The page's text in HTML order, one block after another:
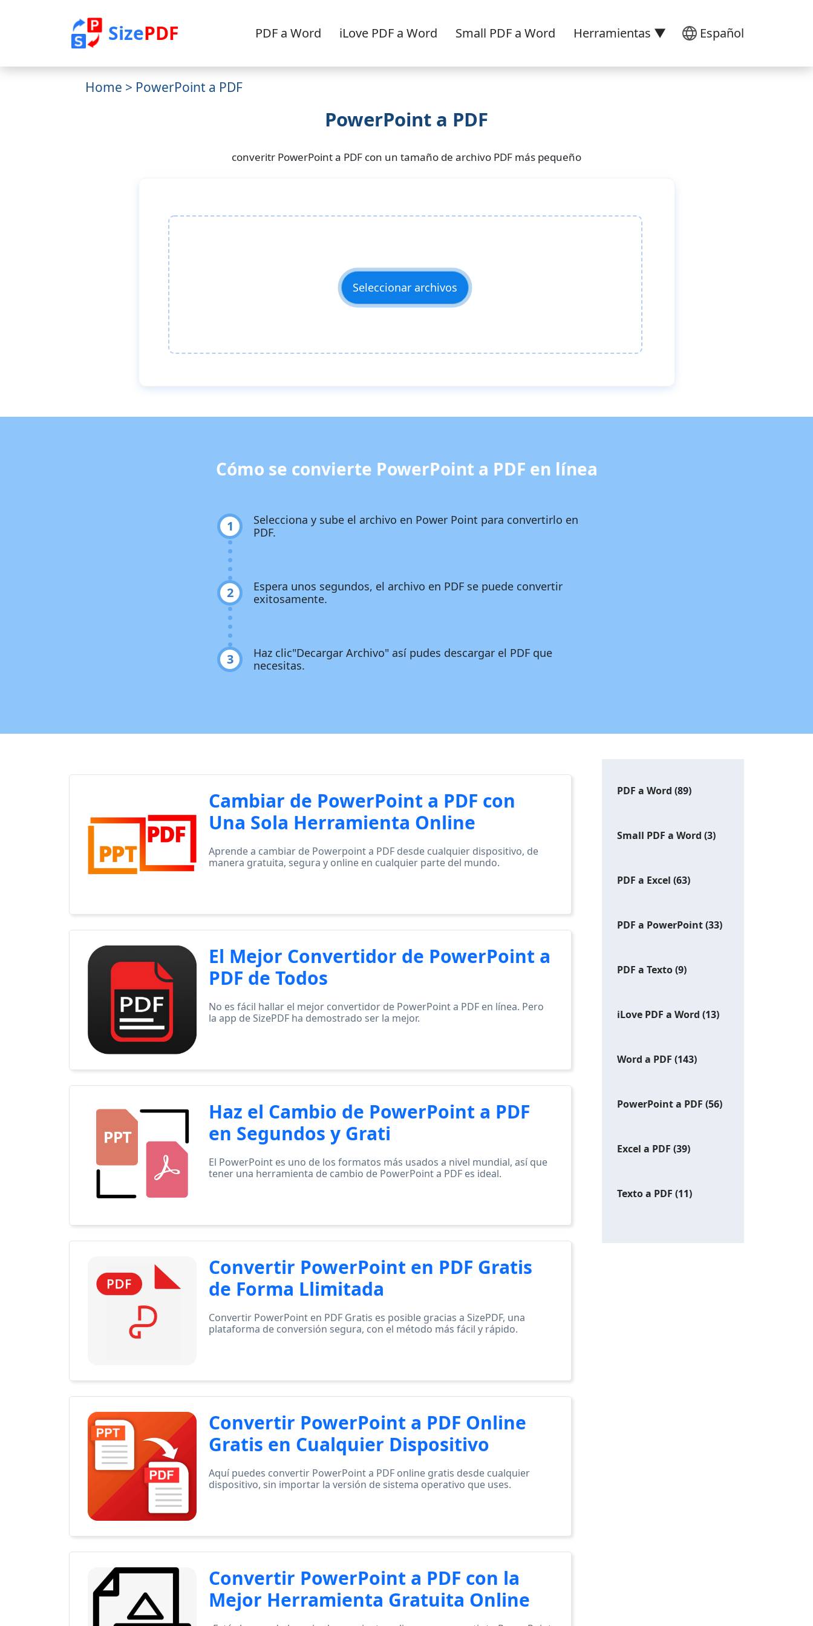
SizePDF Español
PDF a Word iLove PDF a Word Small PDF a Word Herramientas ▼
Home > PowerPoint a PDF
PowerPoint a PDF
converitr PowerPoint a PDF con un tamaño de archivo PDF más pequeño
Seleccionar archivos
Cómo se convierte PowerPoint a PDF en línea
1
Selecciona y sube el archivo en Power Point para convertirlo en
PDF.
2
Espera unos segundos, el archivo en PDF se puede convertir
exitosamente.
3
Haz clic"Decargar Archivo" así pudes descargar el PDF que
necesitas.
Cambiar de PowerPoint a PDF con
Una Sola Herramienta Online
Aprende a cambiar de Powerpoint a PDF desde cualquier dispositivo, de
manera gratuita, segura y online en cualquier parte del mundo.
El Mejor Convertidor de PowerPoint a
PDF de Todos
No es fácil hallar el mejor convertidor de PowerPoint a PDF en línea. Pero
la app de SizePDF ha demostrado ser la mejor.
Haz el Cambio de PowerPoint a PDF
en Segundos y Grati
El PowerPoint es uno de los formatos más usados a nivel mundial, así que
tener una herramienta de cambio de PowerPoint a PDF es ideal.
Convertir PowerPoint en PDF Gratis
de Forma Llimitada
Convertir PowerPoint en PDF Gratis es posible gracias a SizePDF, una
plataforma de conversión segura, con el método más fácil y rápido.
Convertir PowerPoint a PDF Online
Gratis en Cualquier Dispositivo
Aquí puedes convertir PowerPoint a PDF online gratis desde cualquier
dispositivo, sin importar la versión de sistema operativo que uses.
Convertir PowerPoint a PDF con la
Mejor Herramienta Gratuita Online
PDF a Word (89)
Small PDF a Word (3)
PDF a Excel (63)
PDF a PowerPoint(33)
PDF a Texto(9)
iLove PDF a Word (13)
Word a PDF (143)
PowerPoint a PDF (56)
Excel a PDF (39)
Texto a PDF (11)